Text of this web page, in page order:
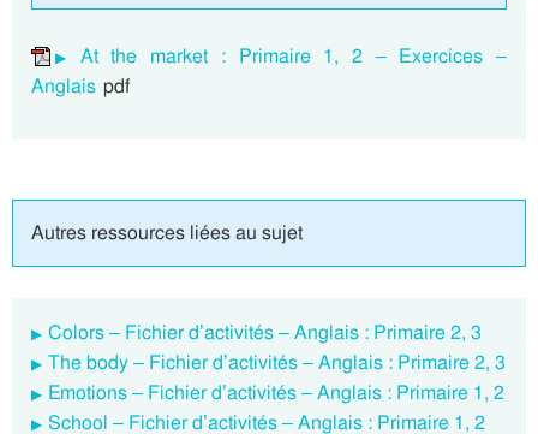
At the market : Primaire 1, 2 – Exercices –
Anglais pdf
Autres ressources liées au sujet
Colors – Fichier d’activités – Anglais : Primaire 2, 3
The body – Fichier d’activités – Anglais : Primaire 2, 3
Emotions – Fichier d’activités – Anglais : Primaire 1, 2
School – Fichier d’activités – Anglais : Primaire 1, 2